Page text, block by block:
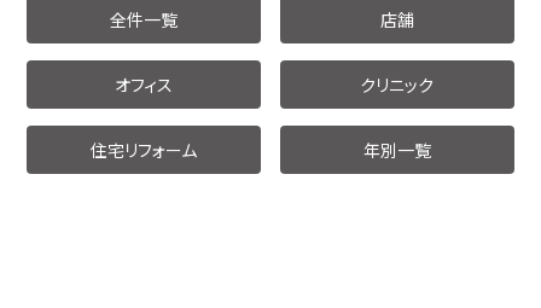
全件一覧 店舗
オフィス クリニック
住宅リフォーム 年別一覧